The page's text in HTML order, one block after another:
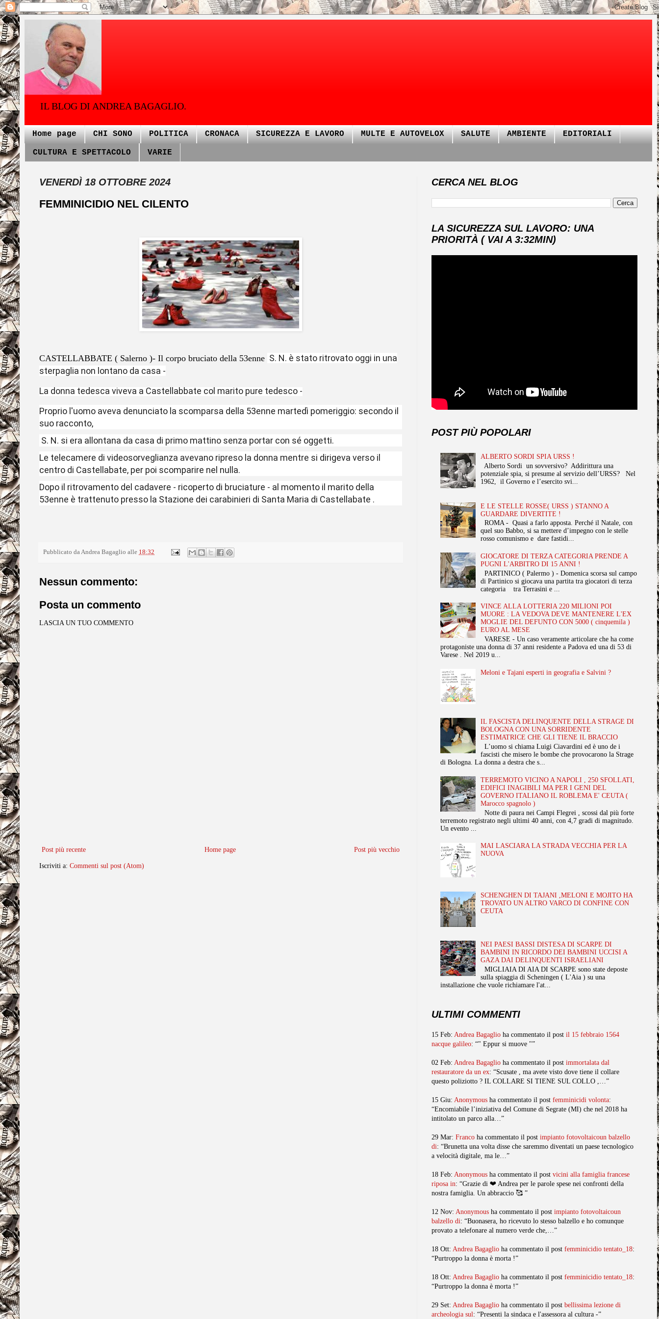
IL BLOG DI ANDREA BAGAGLIO.
Home page CHI SONO POLITICA CRONACA SICUREZZA E LAVORO MULTE E AUTOVELOX SALUTE AMBIENTE EDITORIALI
CULTURA E SPETTACOLO VARIE
VENERDÌ 18 OTTOBRE 2024
FEMMINICIDIO NEL CILENTO
CASTELLABBATE ( Salerno )- Il corpo bruciato della 53enne S. N. è stato ritrovato oggi in una
sterpaglia non lontano da casa -
La donna tedesca viveva a Castellabbate col marito pure tedesco -
Proprio l'uomo aveva denunciato la scomparsa della 53enne martedì pomeriggio: secondo il
suo racconto,
S. N. si era allontana da casa di primo mattino senza portar con sé oggetti.
Le telecamere di videosorveglianza avevano ripreso la donna mentre si dirigeva verso il
centro di Castellabate, per poi scomparire nel nulla.
Dopo il ritrovamento del cadavere - ricoperto di bruciature - al momento il marito della
53enne è trattenuto presso la Stazione dei carabinieri di Santa Maria di Castellabate .
Pubblicato da Andrea Bagaglio alle 18:32
Nessun commento:
Posta un commento
LASCIA UN TUO COMMENTO
Post più recente Post più vecchio
Home page
Iscriviti a: Commenti sul post (Atom)
CERCA NEL BLOG
LA SICUREZZA SUL LAVORO: UNA
PRIORITÀ ( VAI A 3:32MIN)
POST PIÙ POPOLARI
ALBERTO SORDI SPIA URSS !
Alberto Sordi un sovversivo? Addirittura una
potenziale spia, si presume al servizio dell’URSS? Nel
1962, il Governo e l’esercito svi...
E LE STELLE ROSSE( URSS ) STANNO A
GUARDARE DIVERTITE !
ROMA - Quasi a farlo apposta. Perché il Natale, con
quel suo Babbo, si sa mettere d’impegno con le stelle
rosso comunismo e dare fastidi...
GIOCATORE DI TERZA CATEGORIA PRENDE A
PUGNI L'ARBITRO DI 15 ANNI !
PARTINICO ( Palermo ) - Domenica scorsa sul campo
di Partinico si giocava una partita tra giocatori di terza
categoria tra Terrasini e ...
VINCE ALLA LOTTERIA 220 MILIONI POI
MUORE : LA VEDOVA DEVE MANTENERE L'EX
MOGLIE DEL DEFUNTO CON 5000 ( cinquemila )
EURO AL MESE
VARESE - Un caso veramente articolare che ha come
protagoniste una donna di 37 anni residente a Padova ed una di 53 di
Varese . Nel 2019 u...
Meloni e Tajani esperti in geografia e Salvini ?
IL FASCISTA DELINQUENTE DELLA STRAGE DI
BOLOGNA CON UNA SORRIDENTE
ESTIMATRICE CHE GLI TIENE IL BRACCIO
L’uomo si chiama Luigi Ciavardini ed è uno de i
fascisti che misero le bombe che provocarono la Strage
di Bologna. La donna a destra che s...
TERREMOTO VICINO A NAPOLI , 250 SFOLLATI,
EDIFICI INAGIBILI MA PER I GENI DEL
GOVERNO ITALIANO IL ROBLEMA E' CEUTA (
Marocco spagnolo )
Notte di paura nei Campi Flegrei , scossi dal più forte
terremoto registrato negli ultimi 40 anni, con 4,7 gradi di magnitudo.
Un evento ...
MAI LASCIARA LA STRADA VECCHIA PER LA
NUOVA
SCHENGHEN DI TAJANI ,MELONI E MOJITO HA
TROVATO UN ALTRO VARCO DI CONFINE CON
CEUTA
NEI PAESI BASSI DISTESA DI SCARPE DI
BAMBINI IN RICORDO DEI BAMBINI UCCISI A
GAZA DAI DELINQUENTI ISRAELIANI
MIGLIAIA DI AIA DI SCARPE sono state deposte
sulla spiaggia di Scheningen ( L'Aia ) su una
installazione che vuole richiamare l'at...
ULTIMI COMMENTI
15 Feb: Andrea Bagaglio ha commentato il post il 15 febbraio 1564
nacque galileo: “" Eppur si muove "”
02 Feb: Andrea Bagaglio ha commentato il post immortalata dal
restauratore da un ex: “Scusate , ma avete visto dove tiene il collare
questo poliziotto ? IL COLLARE SI TIENE SUL COLLO ,…”
15 Giu: Anonymous ha commentato il post femminicidi volonta:
“Encomiabile l’iniziativa del Comune di Segrate (MI) che nel 2018 ha
intitolato un parco alla…”
29 Mar: Franco ha commentato il post impianto fotovoltaicoun balzello
di: “Brunetta una volta disse che saremmo diventati un paese tecnologico
a velocità digitale, ma le…”
18 Feb: Anonymous ha commentato il post vicini alla famiglia francese
riposa in: “Grazie di ❤️ Andrea per le parole spese nei confronti della
nostra famiglia. Un abbraccio 🥰 ”
12 Nov: Anonymous ha commentato il post impianto fotovoltaicoun
balzello di: “Buonasera, ho ricevuto lo stesso balzello e ho comunque
provato a telefonare al numero verde che,…”
18 Ott: Andrea Bagaglio ha commentato il post femminicidio tentato_18:
“Purtroppo la donna è morta !”
18 Ott: Andrea Bagaglio ha commentato il post femminicidio tentato_18:
“Purtroppo la donna è morta !”
29 Set: Andrea Bagaglio ha commentato il post bellissima lezione di
archeologia sul : “Presenti la sindaca e l'assessora al cultura -”